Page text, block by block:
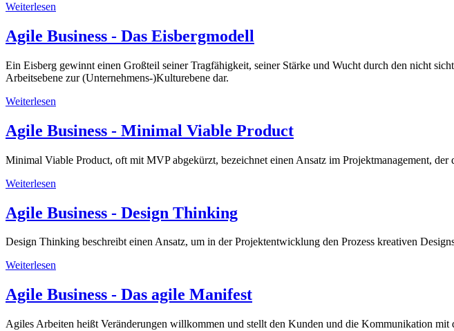
Weiterlesen
Agile Business - Das Eisbergmodell
Ein Eisberg gewinnt einen Großteil seiner Tragfähigkeit, seiner Stärke und Wucht durch den nicht
Arbeitsebene zur (Unternehmens-)Kulturebene dar.
Weiterlesen
Agile Business - Minimal Viable Product
Minimal Viable Product, oft mit MVP abgekürzt, bezeichnet einen Ansatz im Projektmanagement,
Weiterlesen
Agile Business - Design Thinking
Design Thinking beschreibt einen Ansatz, um in der Projektentwicklung den Prozess kreativen
Weiterlesen
Agile Business - Das agile Manifest
Agiles Arbeiten heißt Veränderungen willkommen und stellt den Kunden und die Kommunikation mit